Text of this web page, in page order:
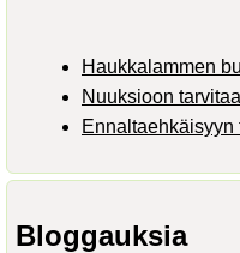
Haukkalammen
Nuuksioon
Ennaltaehkäisyyn
Bloggauksia